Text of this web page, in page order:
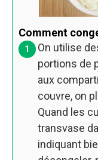
Comment
On utilise
portions de
aux
couvre, on
Quand les
transvase
indiquant